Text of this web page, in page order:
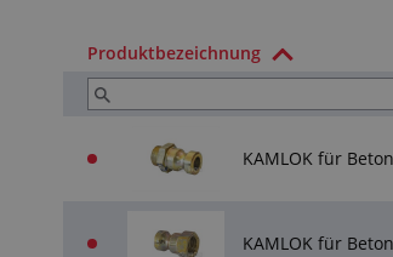
Produktbezeichnung
KAMLOK für
KAMLOK für